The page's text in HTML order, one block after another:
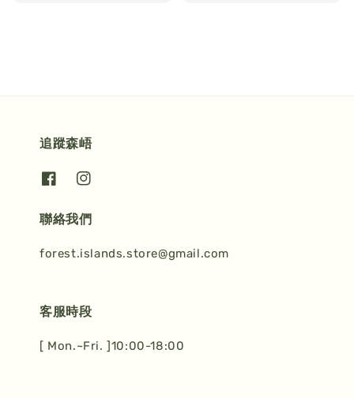
追蹤森峿
聯絡我們
forest.islands.store@gmail.com
客服時段
[ Mon.~Fri. ]10:00-18:00